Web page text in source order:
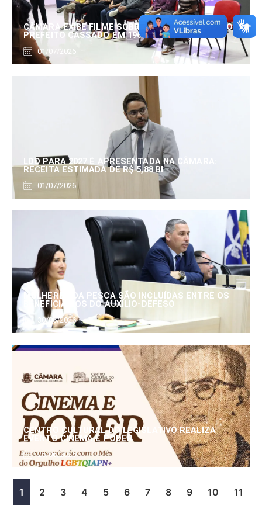
CÂMARA EXIBE FILME SOBRE EDUARDO SERRANO,
PREFEITO CASSADO EM 1960
01/07/2026
LDO PARA 2027 É APRESENTADA NA CÂMARA:
RECEITA ESTIMADA DE R$ 5,88 BI
01/07/2026
MULHERES DA PESCA SÃO INCLUÍDAS ENTRE OS
BENEFICIÁRIOS DO AUXÍLIO-DEFESO
30/06/2026
CENTRO CULTURAL DO LEGISLATIVO REALIZA
EVENTO CINEMA E PODER
25/06/2026
1 2 3 4 5 6 7 8 9 10 11